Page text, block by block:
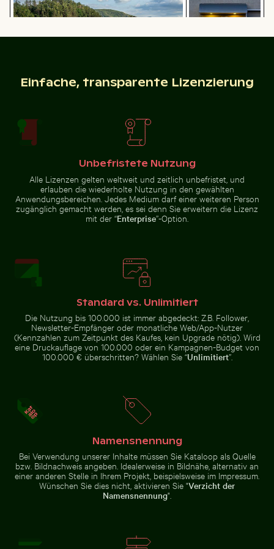
Majestätische Felsformationen des
Traditionelles Wandgemälde im
Wat Phra Kaeo, Bangkok
Knospe einer Seerose zwischen
Seerosenblättern im Teich
Nahaufnahme eines lebhaften Kaktus in natürlicher
Kaktus in
natürlicher
Umgebung
Kaffeebecher auf Holztisch am Strand
Kaffeebecher auf Holztisch am Strand
Gefrorener Leuchtturm mit Eiszapfen am Pier
Gefrorener Leuchtturm mit Eiszapfen am Pier
Blühende
Skizzieren von Webdesign auf Notizbuch mit Laptop
Sternennacht über dem Weinberg Mühlensee
Luftaufnahme der
Einfache, transparente Lizenzierung
Unbefristete Nutzung
Alle Lizenzen gelten weltweit und zeitlich unbefristet, und
erlauben die wiederholte Nutzung in den gewählten
Anwendungsbereichen. Jedes Medium darf einer weiteren Person
zugänglich gemacht werden, es sei denn Sie erweitern die Lizenz
mit der “Enterprise”-Option.
Standard vs. Unlimitiert
Die Nutzung bis 100.000 ist immer abgedeckt: Z.B. Follower,
Newsletter-Empfänger oder monatliche Web/App-Nutzer
(Kennzahlen zum Zeitpunkt des Kaufes, kein Upgrade nötig). Wird
eine Druckauflage von 100.000 oder ein Kampagnen-Budget von
100.000 € überschritten? Wählen Sie “Unlimitiert”.
Namensnennung
Bei Verwendung unserer Inhalte müssen Sie Kataloop als Quelle
bzw. Bildnachweis angeben. Idealerweise in Bildnähe, alternativ an
einer anderen Stelle in Ihrem Projekt, beispielsweise im Impressum.
Wünschen Sie dies nicht, aktivieren Sie "Verzicht der
Namensnennung".